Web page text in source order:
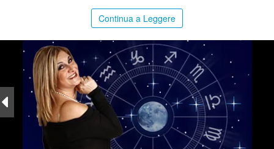
Continua a Leggere